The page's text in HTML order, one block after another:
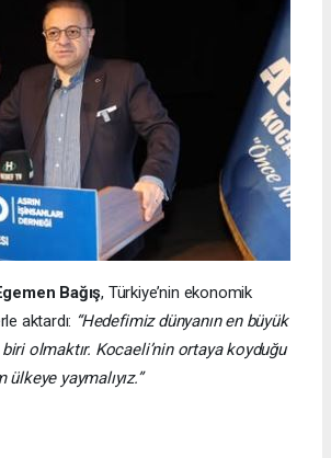
Bağış, Türkiye’nin ekonomik
aktardı: “Hedefimiz dünyanın en büyük
olmaktır. Kocaeli’nin ortaya koyduğu
yaymalıyız.”